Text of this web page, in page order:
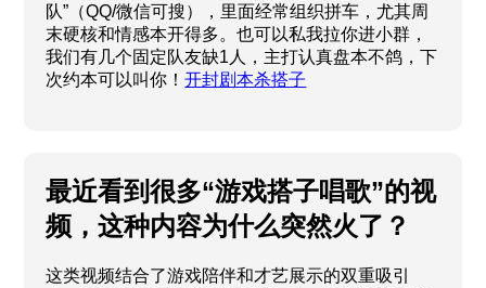
队”（QQ/微信可搜），里面经常组织拼车，尤其周
末硬核和情感本开得多。也可以私我拉你进小群，
我们有几个固定队友缺1人，主打认真盘本不鸽，下
次约本可以叫你！开封剧本杀搭子
最近看到很多“游戏搭子唱歌”的视
频，这种内容为什么突然火了？
这类视频结合了游戏陪伴和才艺展示的双重吸引